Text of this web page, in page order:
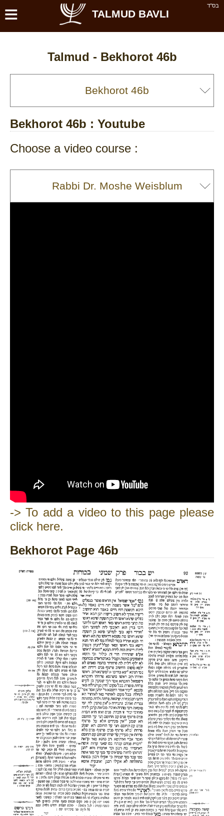
בס''ד ≡ TALMUD BAVLI
Talmud - Bekhorot 46b
Bekhorot 46b : Youtube
Choose a video course :
-> To add a video to this page please
click here.
Bekhorot Page 46b